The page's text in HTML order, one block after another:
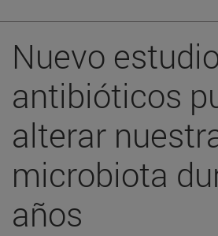
Nuevo
antibióticos
alterar
microbiota
años